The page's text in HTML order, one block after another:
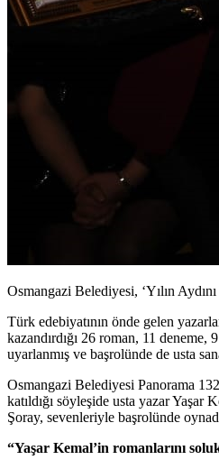
Osmangazi Belediyesi, ‘Yılın
Türk edebiyatının önde gelen
kazandırdığı 26 roman, 11
uyarlanmış ve başrolünde de usta
Osmangazi Belediyesi Panorama
katıldığı söyleşide usta yazar
Şoray, sevenleriyle başrolünde
“Yaşar Kemal’in romanlarını